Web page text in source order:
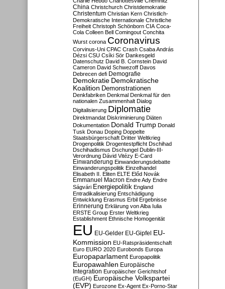
China Christchurch Christdemokratie
Christentum Christian Kern Christlich-
Demokratische Internationale Christliche
Freiheit Christoph Schönborn CIA Coca-
Cola Colleen Bell Comingout Conchita
Wurst corona Coronavirus
Corvinus-Uni CPAC Crash Csaba András
Dézsi CSU Csíki Sör Dankesgeld
Datenschutz David B. Cornstein David
Cameron David Schwezoff Davos
Debrecen defi Demografie
Demokratie Demokratische
Koalition Demonstrationen
Denkfabriken Denkmal Denkmal für den
nationalen Zusammenhalt Dialog
Digitalisierung Diplomatie
Direktmandat Diskriminierung Diäten
Dokumentation Donald Trump Donald
Tusk Donau Doping Doppelte
Staatsbürgerschaft Dritter Weltkrieg
Drogenpolitik Drogentestpflicht Dschihad
Dschihadismus Dschungel Dublin-III-
Verordnung Dávid Vitézy E-Card
Einwanderung Einwanderungsdebatte
Einwanderungspolitik Einzelhandel
Elisabeth II. Eliten ELTE Előd Novák
Emmanuel Macron Endre Ady Endre
Ságvári Energiepolitik England
Entradikalisierung Entschädigung
Entwicklung Erasmus Erbil Ergebnisse
Erinnerung Erklärung von Alba Iulia
ERSTE Group Erster Weltkrieg
Establishment Ethnische Homogenität
EU EU-Gelder EU-Gipfel EU-
Kommission EU-Ratspräsidentschaft
Euro EURO 2020 Eurobonds Europa
Europaparlament Europapolitik
Europawahlen Europäische
Integration Europäischer Gerichtshof
(EuGH) Europäische Volkspartei
(EVP) Eurozone Ex-Agent Ex-Porno-Star